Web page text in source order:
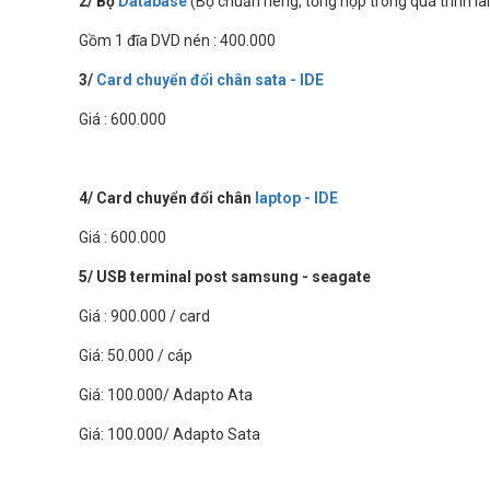
Gồm 1 đĩa DVD nén : 400.000
3/ Card chuyển đổi chân sata - IDE
Giá : 600.000
4/ Card chuyển đổi chân laptop - IDE
Giá : 600.000
5/ USB terminal post samsung - seagate
Giá : 900.000 / card
Giá: 50.000 / cáp
Giá: 100.000/ Adapto Ata
Giá: 100.000/ Adapto Sata